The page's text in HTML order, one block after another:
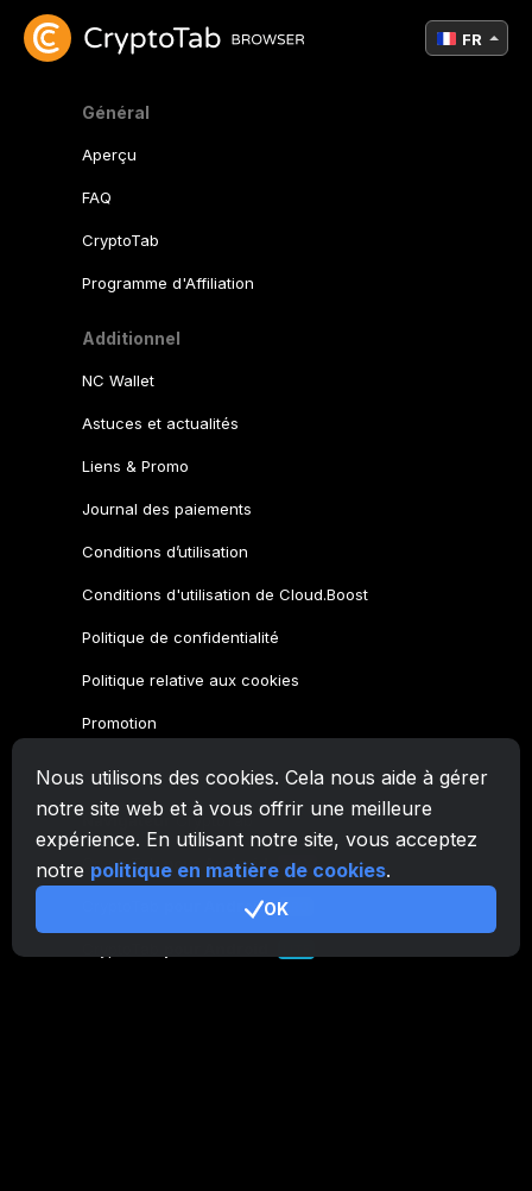
Nous utilisons des cookies. Cela nous aide à gérer
notre site web et à vous offrir une meilleure
expérience. En utilisant notre site, vous acceptez
notre politique en matière de cookies.
OK
Général
Aperçu
FAQ
CryptoTab
Programme d'Affiliation
Additionnel
NC Wallet
Astuces et actualités
Liens & Promo
Journal des paiements
Conditions d’utilisation
Conditions d'utilisation de Cloud.Boost
Politique de confidentialité
Politique relative aux cookies
Promotion
Famille CryptoTab
Navigateur CryptoTab
CryptoTabpour Android MAX
pour Android PRO
FR